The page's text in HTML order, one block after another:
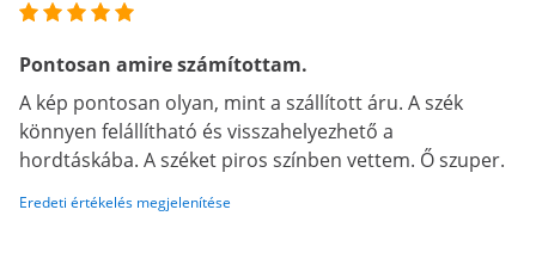
Pontosan amire számítottam.
A kép pontosan olyan, mint a szállított áru. A szék
könnyen felállítható és visszahelyezhető a
hordtáskába. A széket piros színben vettem. Ő szuper.
Eredeti értékelés megjelenítése